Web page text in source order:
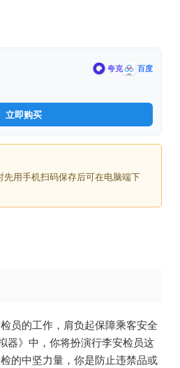
夸克 百度
立即购买
先用手机扫码保存后可在电脑端下
员的工作，肩负起保障乘客安全
器》中，你将扮演行李安检员这
的中坚力量，你是防止违禁品或